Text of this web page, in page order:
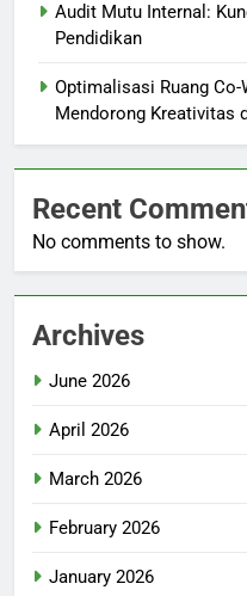
Audit Mutu Internal:
Pendidikan
Optimalisasi Ruang
Mendorong Kreativitas
Recent
No comments to show.
Archives
June 2026
April 2026
March 2026
February 2026
January 2026